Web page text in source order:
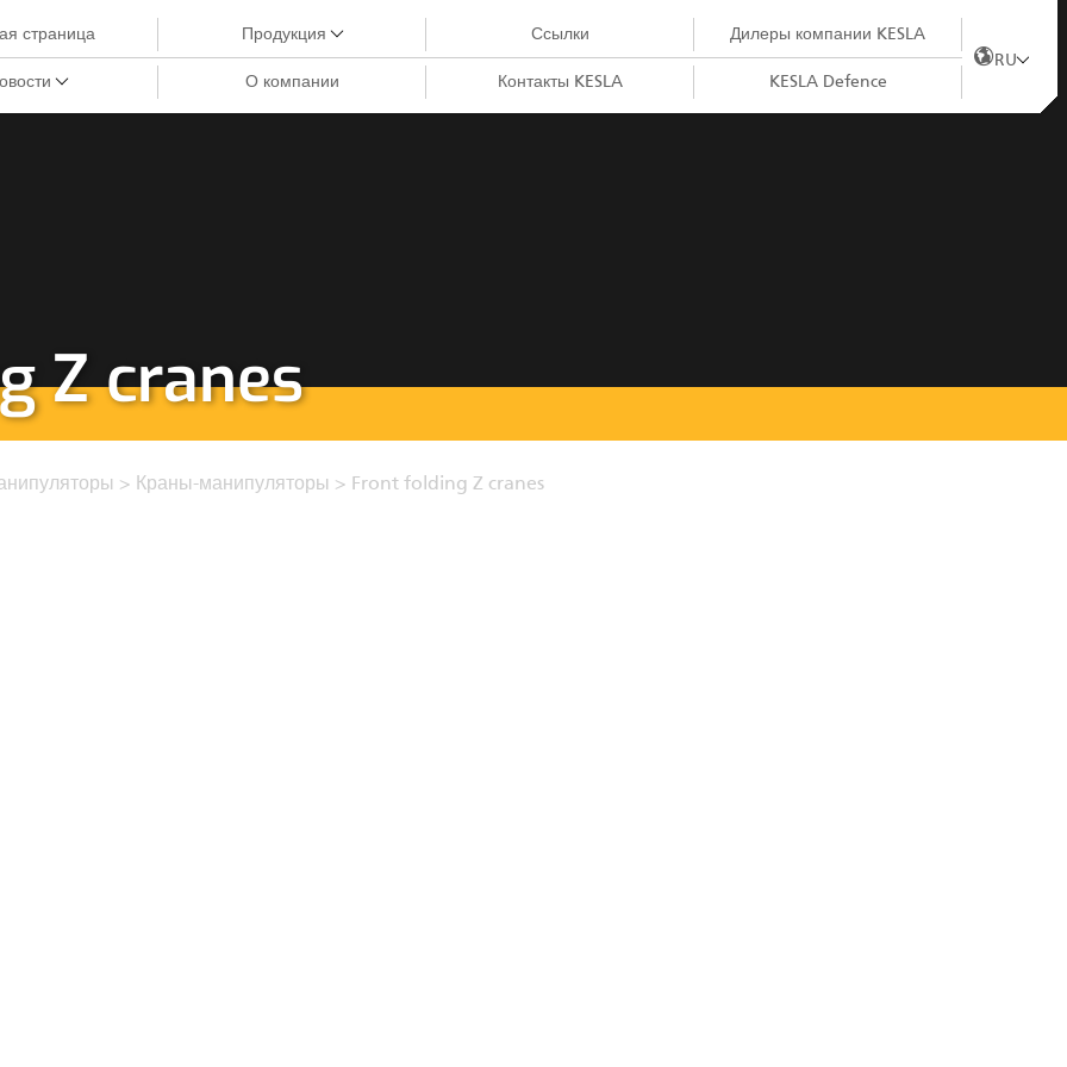
страница Продукция
Манипуляторы
Процессоры циклической подачи
Прицепы
Ссылки Дилеры компании KESLA
О компании Контакты KESLA KESLA Defence
RU
Z cranes
> Краны-манипуляторы > Front folding Z cranes